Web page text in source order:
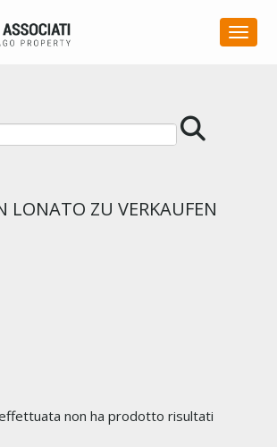
LONATO ZU VERKAUFEN
non ha prodotto risultati